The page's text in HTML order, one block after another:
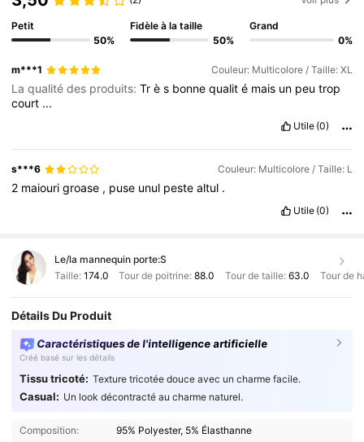
Petit
50%
Fidèle à la taille
50%
Grand
0%
m***1 Couleur: Multicolore / Taille: XL
La qualité des produits:Très bonnequalité mais un peutrop
court ...
Utile (0)
s***6 Couleur: Multicolore / Taille: L
2 maiourigroase , puse unul pestealtul .
Utile (0)
Le/la mannequin porte:S
Taille: 174.0 Tour de poitrine:88.0 Tour de taille: 63.0 Tour de
Détails Du Produit
Caractéristiques de l'intelligence artificielle
Créé basé sur les détails
Tissu tricoté: Texture tricotée douce avec un charme facile.
Casual: Un look décontracté au charme naturel.
Composition: 95% Polyester, 5% Élasthanne